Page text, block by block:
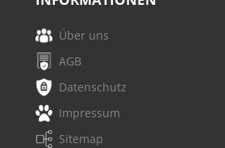
Über uns
AGB
Datenschutz
Impressum
Sitemap